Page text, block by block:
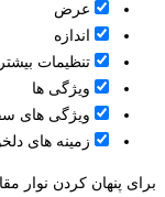
عرض
اندازه
تنظیمات بیشتر
ویژگی ها
ویژگی های
زمینه های
برای پنهان کردن نوار